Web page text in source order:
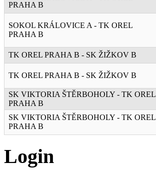
PRAHA B
SOKOL KRÁLOVICE A - TK OREL
PRAHA B
TK OREL PRAHA B - SK ŽIŽKOV B
TK OREL PRAHA B - SK ŽIŽKOV B
SK VIKTORIA ŠTĚRBOHOLY - TK OREL
PRAHA B
SK VIKTORIA ŠTĚRBOHOLY - TK OREL
PRAHA B
Login